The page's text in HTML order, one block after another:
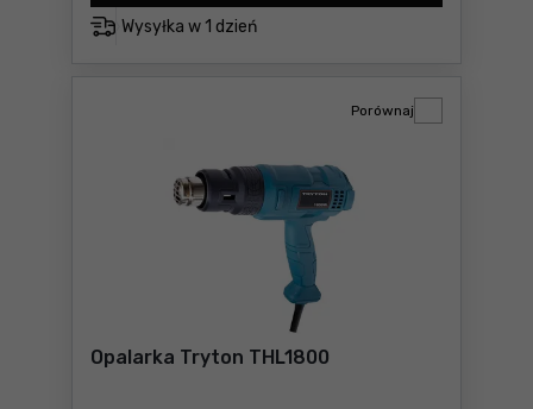
Wysyłka w 1 dzień
Opalarka Tryton THL1800
Porównaj